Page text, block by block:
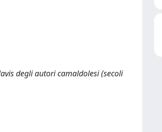
degli autori camaldolesi (secoli